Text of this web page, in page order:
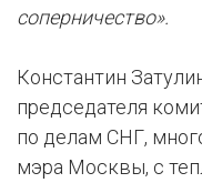
соперничество».
Константин
председателя
по делам СНГ,
мэра Москвы, с